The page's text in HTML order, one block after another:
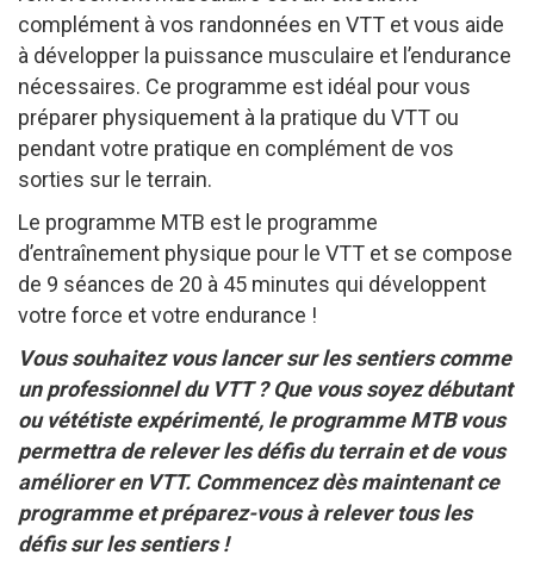
complément à vos randonnées en VTT et vous aide
à développer la puissance musculaire et l’endurance
nécessaires. Ce programme est idéal pour vous
préparer physiquement à la pratique du VTT ou
pendant votre pratique en complément de vos
sorties sur le terrain.
Le programme MTB est le programme
d’entraînement physique pour le VTT et se compose
de 9 séances de 20 à 45 minutes qui développent
votre force et votre endurance !
Vous souhaitez vous lancer sur les sentiers comme
un professionnel du VTT ? Que vous soyez débutant
ou vététiste expérimenté, le programme MTB vous
permettra de relever les défis du terrain et de vous
améliorer en VTT. Commencez dès maintenant ce
programme et préparez-vous à relever tous les
défis sur les sentiers !